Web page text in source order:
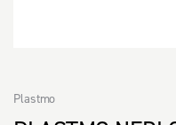
Plastmo